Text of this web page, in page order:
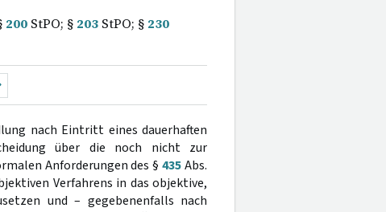
200StPO; § 203StPO; § 230
nach Eintritt eines dauerhaften
über die noch nicht zur
Anforderungen des §435Abs.
Verfahrens in das objektive,
und – gegebenenfalls nach